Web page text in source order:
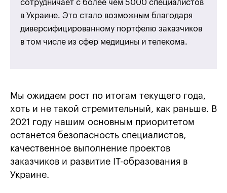
сотрудничает с более чем 5000 специалистов
в Украине. Это стало возможным благодаря
диверсифицированному портфелю заказчиков
в том числе из сфер медицины и телекома.
Мы ожидаем рост по итогам текущего года,
хоть и не такой стремительный, как раньше. В
2021 году нашим основным приоритетом
останется безопасность специалистов,
качественное выполнение проектов
заказчиков и развитие ІТ-образования в
Украине.